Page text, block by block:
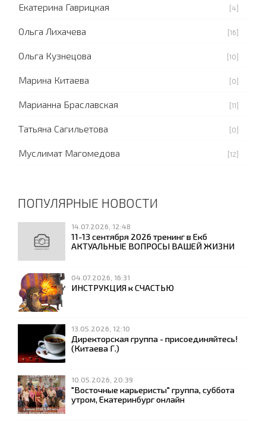
Екатерина Гаврицкая [4]
Ольга Лихачева [16]
Ольга Кузнецова [10]
Марина Китаева [0]
Марианна Браславская [11]
Татьяна Сагильетова [0]
Муслимат Магомедова [12]
ПОПУЛЯРНЫЕ НОВОСТИ
14.07.2026, 12:48
11-13 сентября 2026 тренинг в Екб
АКТУАЛЬНЫЕ ВОПРОСЫ ВАШЕЙ ЖИЗНИ
04.07.2026, 16:31
ИНСТРУКЦИЯ к СЧАСТЬЮ
13.05.2026, 12:10
Директорская группа - присоединяйтесь!
(Китаева Г.)
10.05.2026, 20:39
"Восточные карьеристы" группа, суббота
утром, Екатеринбург онлайн